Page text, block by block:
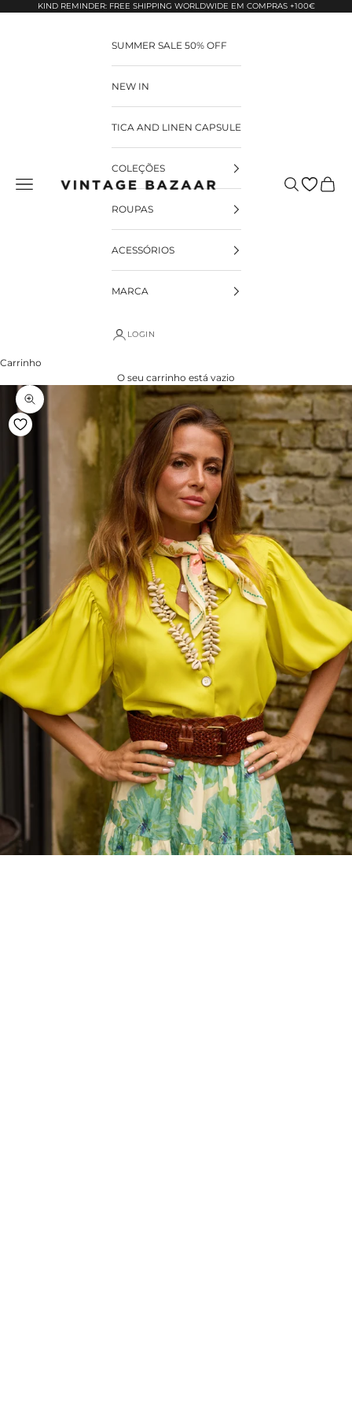
Pular para o conteúdo
KIND REMINDER: FREE SHIPPING WORLDWIDE EM COMPRAS +100€
Vintage Bazaar Pesquisar
SUMMER SALE 50% OFF
NEW IN
TICA AND LINEN CAPSULE
COLEÇÕES
ROUPAS
ACESSÓRIOS
MARCA
LOGIN
Carrinho
O seu carrinho está vazio
Zoom na imagem